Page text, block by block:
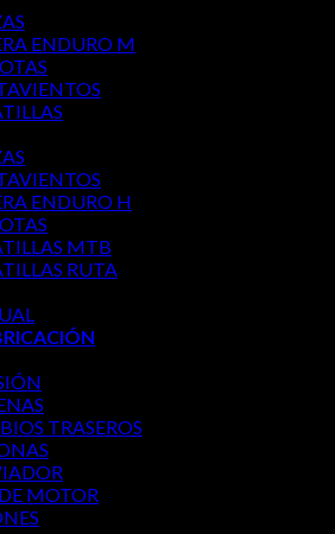
ENDURO M
ENDURO H
MTB
RUTA
TRASEROS
DE MOTOR